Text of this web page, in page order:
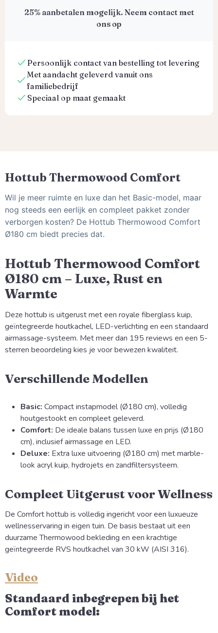
25% aanbetalen mogelijk. Neem contact met
ons op
Persoonlijk contact van bestelling tot levering
Met aandacht geleverd vanuit ons
familiebedrijf
Speciaal op maat gemaakt
Hottub Thermowood Comfort
Wil je meer ruimte en luxe dan het Basic-model, maar
nog steeds een eerlijk en compleet pakket zonder
verborgen kosten? De Hottub Thermowood Comfort
Ø180 cm biedt precies dat.
Hottub Thermowood Comfort
Ø180 cm – Luxe, Rust en
Warmte
Deze hottub is uitgerust met een royale fiberglass kuip,
geïntegreerde houtkachel, LED-verlichting en een standaard
airmassage-systeem. Met meer dan 195 reviews en een 5-
sterren beoordeling kies je voor bewezen kwaliteit.
Verschillende Modellen
Basic: Compact instapmodel (Ø180 cm), volledig
houtgestookt en compleet geleverd.
Comfort: De ideale balans tussen luxe en prijs (Ø180
cm), inclusief airmassage en LED.
Deluxe: Extra luxe uitvoering (Ø180 cm) met marble-
look acryl kuip, hydrojets en zandfiltersysteem.
Compleet Uitgerust voor Wellness
De Comfort hottub is volledig ingericht voor een luxueuze
wellnesservaring in eigen tuin. De basis bestaat uit een
duurzame Thermowood bekleding en een krachtige
geïntegreerde RVS houtkachel van 30 kW (AISI 316).
Video
Standaard inbegrepen bij het
Comfort model: